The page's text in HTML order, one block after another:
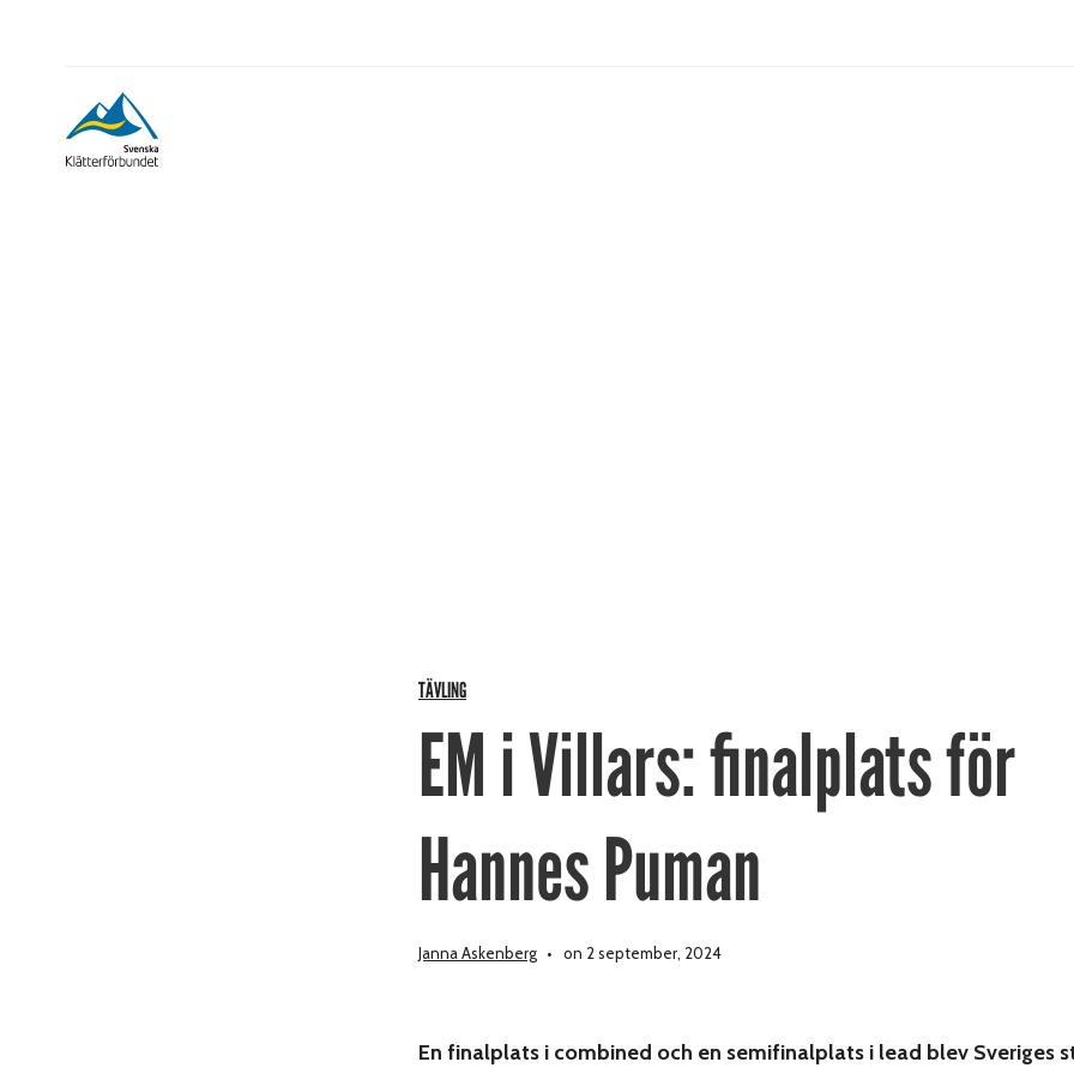
TÄVLING
EM i Villars: finalplats för
Hannes Puman
Janna Askenberg on 2 september, 2024
En finalplats i combined och en semifinalplats i lead blev Sveriges